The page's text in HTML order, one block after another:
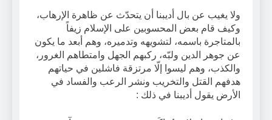
ولا يغيب عن بال أديبنا أن يتحدّث عن ظاهرة الإرهاب،
وكيف قام بعض المحسوبين على الإسلام زيفاً
بالمتاجرة باسمه، لتشويهه وتدميره، وهم أبعد ما يكون
عن جوهر الدين ولبّه، ركبهم الجهل وامتطاهم الغرور،
والكذب، وهم ليسوا إلّا مرتزقة فاشلين في حياتهم
هدفهم القتل والتخريب ونشر الرعب والفساد في
الأرض يقول أديبنا في ذلك :